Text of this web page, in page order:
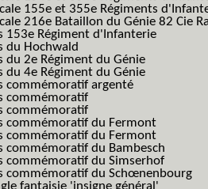
155e et 355e Régiments
216e Bataillon du Génie 82 Cie
153e Régiment d'Infanterie
du Hochwald
du 2e Régiment du Génie
du 4e Régiment du Génie
commémoratif argenté
commémoratif
commémoratif
commémoratif du Fermont
commémoratif du Fermont
commémoratif du Bambesch
commémoratif du Simserhof
commémoratif du Schœnenbourg
fantaisie 'insigne général'